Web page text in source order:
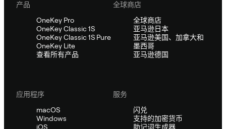
产品
OneKey Pro
OneKey Classic 1S
OneKey Classic 1S Pure
OneKey Lite
查看所有产品
全球商店
全球商店
亚马逊日本
亚马逊美国、加拿大和
墨西哥
亚马逊德国
应用程序
macOS
Windows
iOS
服务
闪兑
支持的加密货币
助记词生成器